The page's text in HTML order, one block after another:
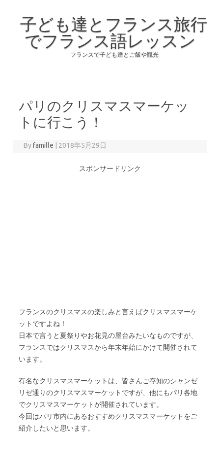
子ども達とフランス旅行
でフランス語レッスン
フランスで子ども達とご飯や観光
パリのクリスマスマーケッ
トに行こう！
Byfamille 2018年5月29日
スポンサードリンク
フランスのクリスマスの楽しみと言えばクリスマスマーケ
ットですよね！
日本で言うと夏祭りやお花見の屋台みたいなものですが、
フランスではクリスマスから年末年始にかけて開催されて
います。
有名なクリスマスマーケットは、皆さんご存知のシャンゼ
リゼ通りのクリスマスマーケットですが、他にもパリ各地
でクリスマスマーケットが開催されています。
今回はパリ市内にあるおすすめクリスマスマーケットをご
紹介したいと思います。